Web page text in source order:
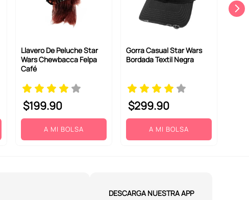
Llavero De Peluche Star
Wars Chewbacca Felpa
Café
$199.90
A MI BOLSA
Gorra Casual Star Wars
Bordada Textil Negra
$299.90
A MI BOLSA
DESCARGA NUESTRA APP